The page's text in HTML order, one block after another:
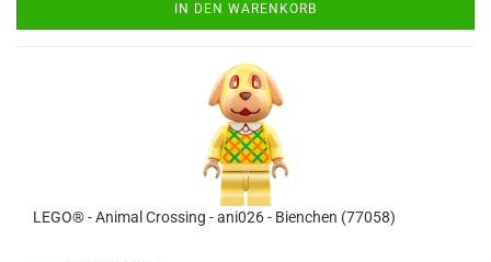
IN DEN WARENKORB
LEGO® - Animal Crossing - ani026 - Bienchen (77058)